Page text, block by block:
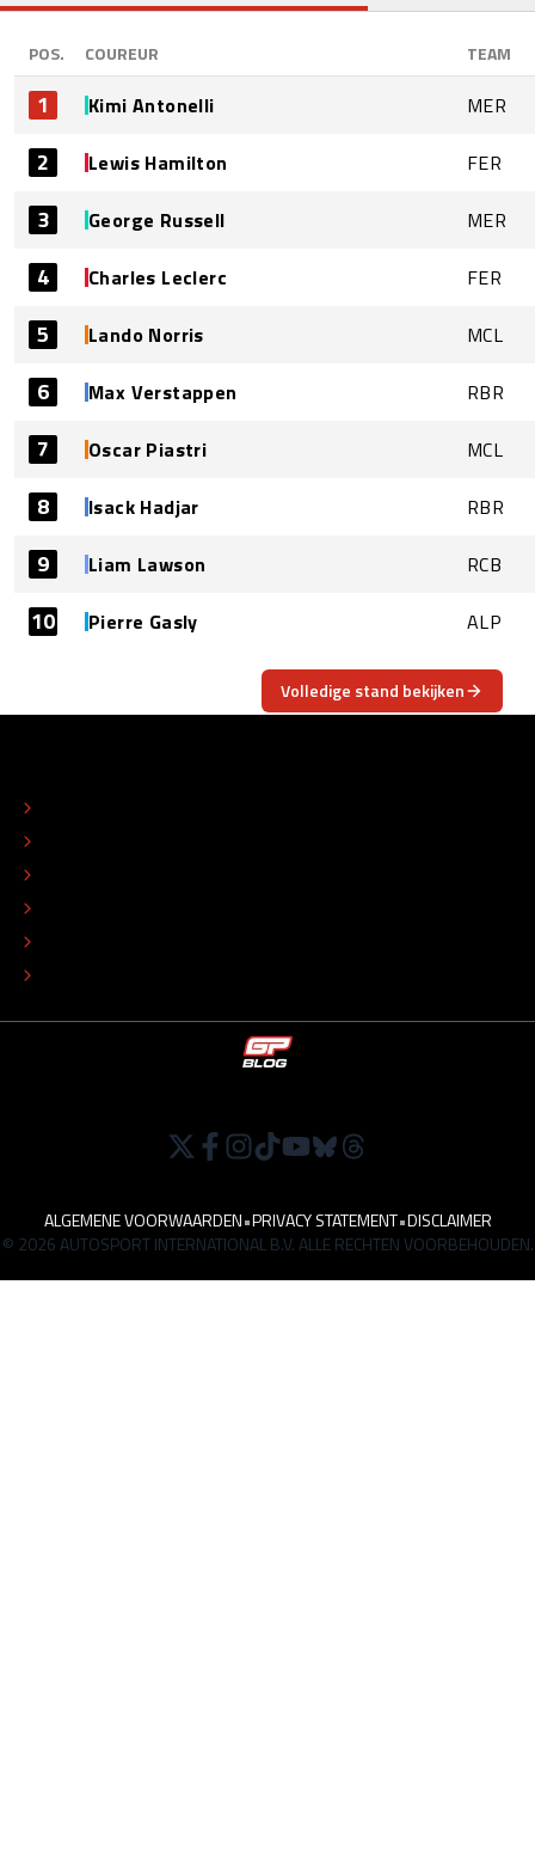
POS. COUREUR TEAM
1 Kimi Antonelli MER
2 Lewis Hamilton FER
3 George Russell MER
4 Charles Leclerc FER
5 Lando Norris MCL
6 Max Verstappen RBR
7 Oscar Piastri MCL
8 Isack Hadjar RBR
9 Liam Lawson RCB
10 Pierre Gasly ALP
Volledige stand bekijken
ALGEMENE VOORWAARDEN•PRIVACY STATEMENT•DISCLAIMER
© 2026 AUTOSPORT INTERNATIONAL B.V. ALLE RECHTEN VOORBEHOUDEN.